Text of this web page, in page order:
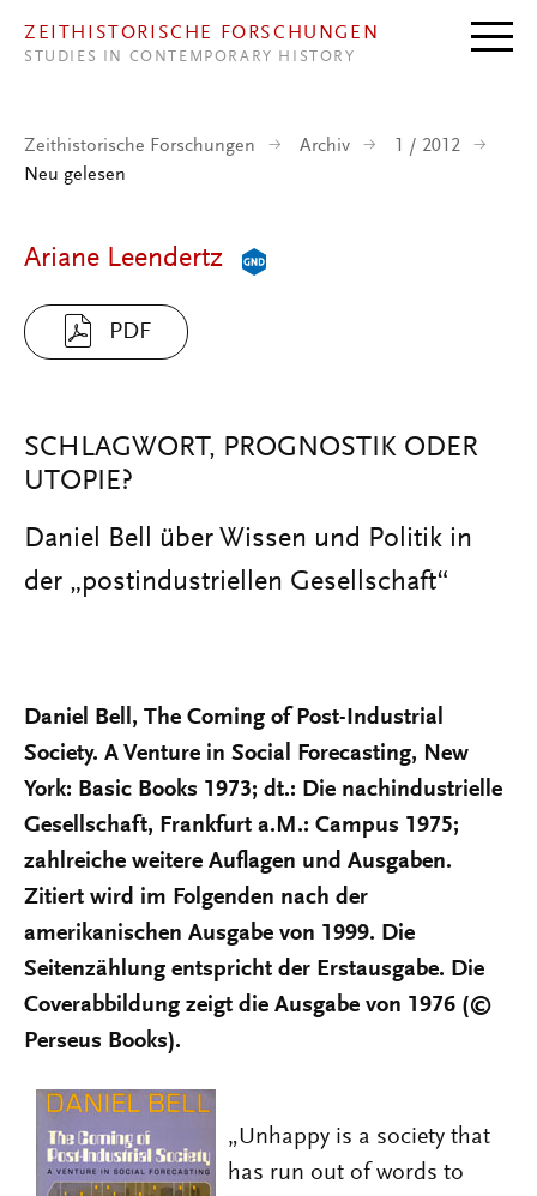
ZEITHISTORISCHE FORSCHUNGEN
STUDIES IN CONTEMPORARY HISTORY
Zeithistorische Forschungen Archiv
1 / 2012
Neu gelesen
Ariane Leendertz
PDF
SCHLAGWORT, PROGNOSTIK ODER
UTOPIE?
Daniel Bell über Wissen und Politik in
der „postindustriellen Gesellschaft“
Daniel Bell, The Coming of Post-Industrial
Society. A Venture in Social Forecasting, New
York: Basic Books 1973; dt.: Die nachindustrielle
Gesellschaft, Frankfurt a.M.: Campus 1975;
zahlreiche weitere Auflagen und Ausgaben.
Zitiert wird im Folgenden nach der
amerikanischen Ausgabe von 1999. Die
Seitenzählung entspricht der Erstausgabe. Die
Coverabbildung zeigt die Ausgabe von 1976 (©
Perseus Books).
„Unhappy is a society that
has run out of words to